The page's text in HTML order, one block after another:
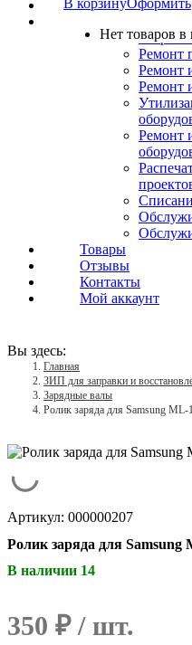
В корзинуОформить
Нет товаров в
О нас
Ремонт
Ремонт
Ремонт
Ремонт
Товары
Отзывы
Контакты
Мой аккаунт
Вы здесь:
Главная
ЗИП для заправки и
Зарядные валы
Ролик заряда для Samsung
Артикул: 000000207
Ролик заряда для Samsung
В наличии 14
350 ₽